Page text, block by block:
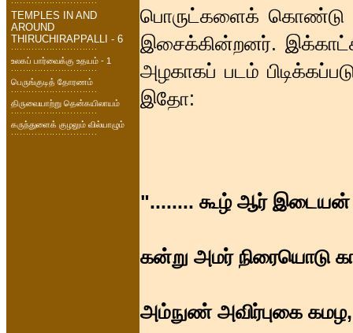
TEMPLES IN AND
AROUND
THIRUCHIRAPPALLI - 6
உலகப் பார்வைக்கு உதயம் - 1
பெருங்குடித் தோரணம்
திருவையாற்று தென்கயிலாயம்
கருந்துளைக் குழலும் வில்யாழும்
பொருட்களைக் கொண்டு
இசைக்கின்றனர்.
அழகாகப் படம்
இதோ:
"........ கூழ் ஆர் இடையன்
கன்று அமர் நிரையொடு
அம்நுண் அவிர்புகை